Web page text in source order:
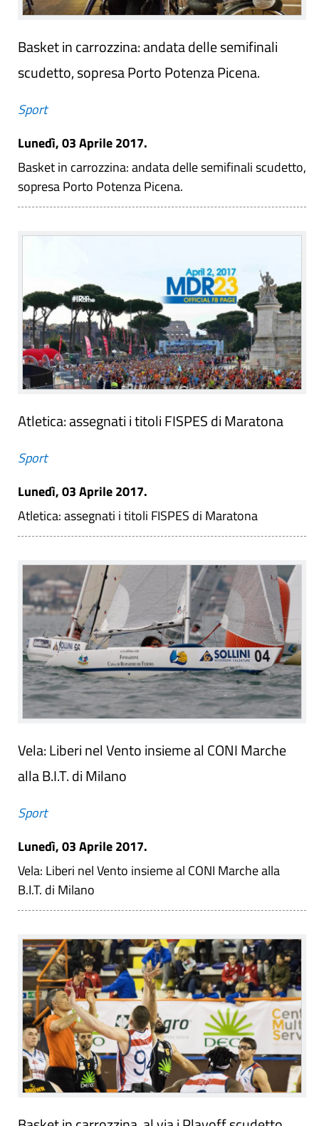
Basket in carrozzina: andata delle semifinali
scudetto, sopresa Porto Potenza Picena.
Sport
Lunedì, 03 Aprile 2017.
Basket in carrozzina: andata delle semifinali scudetto,
sopresa Porto Potenza Picena.
Atletica: assegnati i titoli FISPES di Maratona
Sport
Lunedì, 03 Aprile 2017.
Atletica: assegnati i titoli FISPES di Maratona
Vela: Liberi nel Vento insieme al CONI Marche
alla B.I.T. di Milano
Sport
Lunedì, 03 Aprile 2017.
Vela: Liberi nel Vento insieme al CONI Marche alla
B.I.T. di Milano